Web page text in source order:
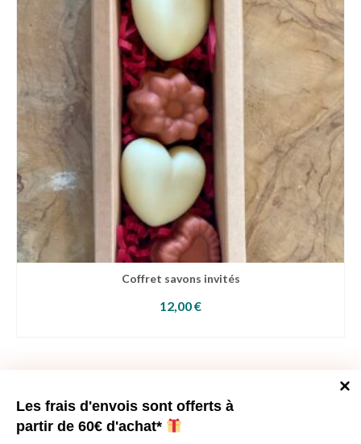
Les frais d'envois sont offerts à
partir de 60€ d'achat*
Coffret savons invités
12,00€
Vous souhaitez me rencontrer?
Une visite à la ferme?